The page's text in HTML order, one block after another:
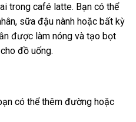
trong café latte. Bạn có thể
sữa đậu nành hoặc bất kỳ
được làm nóng và tạo bọt
đồ uống.
có thể thêm đường hoặc